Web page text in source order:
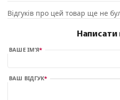
Відгуків про цей товар ще не
Написати
ВАШЕ ІМ’Я
ВАШ ВІДГУК